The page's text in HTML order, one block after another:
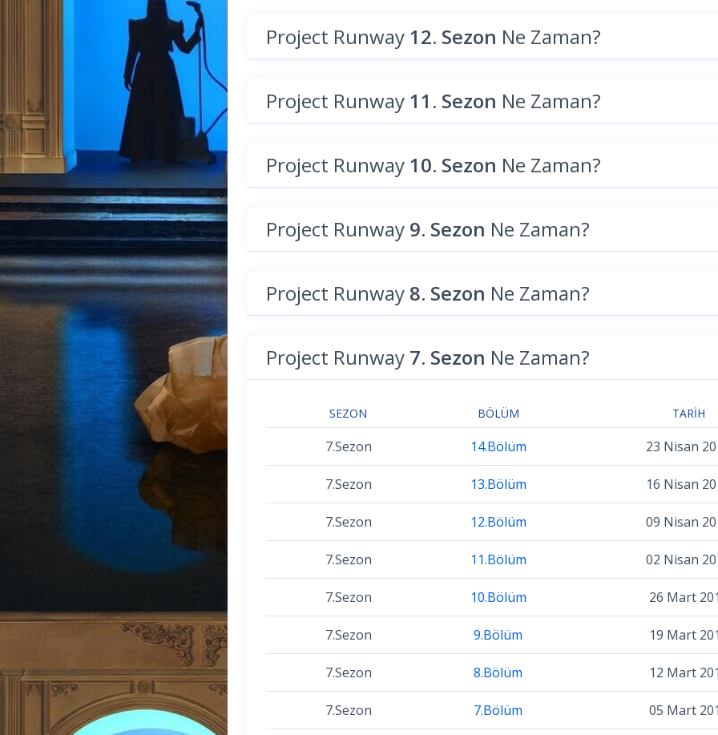
Project Runway 12. Sezon Ne Zaman?
Project Runway 11. Sezon Ne Zaman?
Project Runway 10. Sezon Ne Zaman?
Project Runway 9. Sezon Ne Zaman?
Project Runway 8. Sezon Ne Zaman?
Project Runway 7. Sezon Ne Zaman?
SEZON BÖLÜM TARIH
7.Sezon 14.Bölüm 23 Nisan
7.Sezon 13.Bölüm 16 Nisan
7.Sezon 12.Bölüm 09 Nisan
7.Sezon 11.Bölüm 02 Nisan
7.Sezon 10.Bölüm 26 Mart
7.Sezon 9.Bölüm 19 Mart
7.Sezon 8.Bölüm 12 Mart
7.Sezon 7.Bölüm 05 Mart